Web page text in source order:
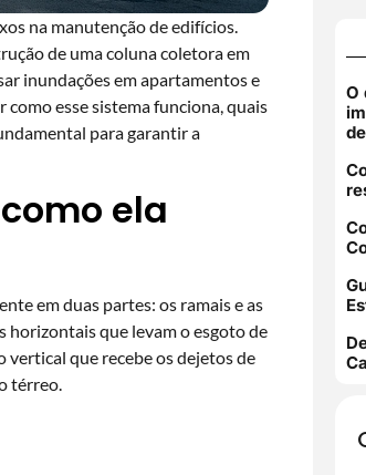
na manutenção de edifícios.
de uma coluna coletora em
inundações em apartamentos e
esse sistema funciona, quais
para garantir a
ela
em duas partes: os ramais e as
horizontais que levam o esgoto de
que recebe os dejetos de
térreo.
O